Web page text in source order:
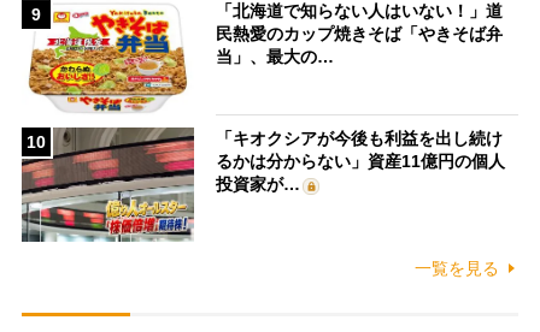
9
「北海道で知らない人はいない！」道
民熱愛のカップ焼きそば「やきそば弁
当」、最大の…
10
「キオクシアが今後も利益を出し続け
るかは分からない」資産11億円の個人
投資家が…
一覧を見る